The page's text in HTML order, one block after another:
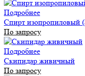
Подробнее
Спирт изопропиловый
По запросу
Подробнее
Скипидар живичный
По запросу